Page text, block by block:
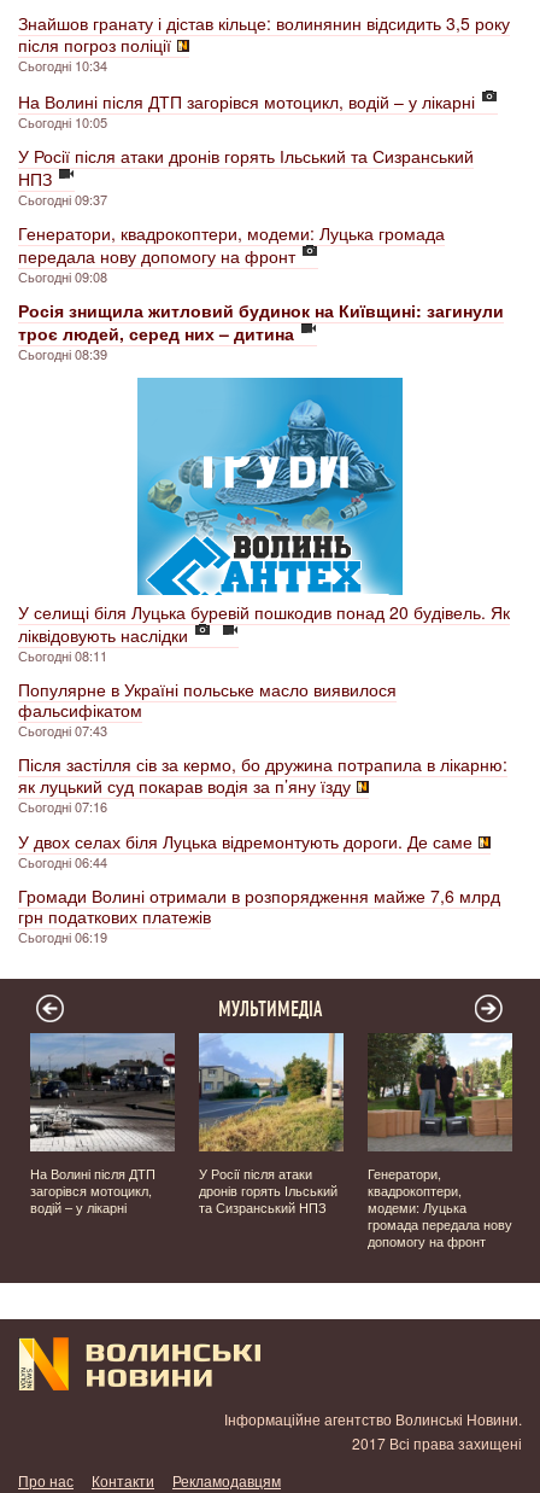
Знайшов гранату і дістав кільце: волинянин відсидить 3,5 року
після погроз поліції
Сьогодні 10:34
На Волині після ДТП загорівся мотоцикл, водій – у лікарні
Сьогодні 10:05
У Росії після атаки дронів горять Ільський та Сизранський
НПЗ
Сьогодні 09:37
Генератори, квадрокоптери, модеми: Луцька громада
передала нову допомогу на фронт
Сьогодні 09:08
Росія знищила житловий будинок на Київщині: загинули
троє людей, серед них – дитина
Сьогодні 08:39
У селищі біля Луцька буревій пошкодив понад 20 будівель. Як
ліквідовують наслідки
Сьогодні 08:11
Популярне в Україні польське масло виявилося
фальсифікатом
Сьогодні 07:43
Після застілля сів за кермо, бо дружина потрапила в лікарню:
як луцький суд покарав водія за п’яну їзду
Сьогодні 07:16
У двох селах біля Луцька відремонтують дороги. Де саме
Сьогодні 06:44
Громади Волині отримали в розпорядження майже 7,6 млрд
грн податкових платежів
Сьогодні 06:19
МУЛЬТИМЕДІА
На Волині після ДТП
загорівся мотоцикл,
водій – у лікарні
У Росії після атаки
дронів горять Ільський
та Сизранський НПЗ
Генератори,
квадрокоптери,
модеми: Луцька
громада передала нову
допомогу на фронт
Інформаційне агентство Волинські Новини.
2017 Всі права захищені
Про нас
Контакти Рекламодавцям